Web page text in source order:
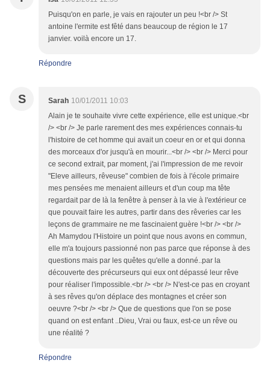
Puisqu'on en parle, je vais en rajouter un peu !<br /> St
antoine l'ermite est fêté dans beaucoup de région le 17
janvier. voilà encore un 17.
Répondre
S Sarah 10/01/2011 10:03
Alain je te souhaite vivre cette expérience, elle est unique.<br
/> <br /> Je parle rarement des mes expériences connais-tu
l'histoire de cet homme qui avait un coeur en or et qui donna
des morceaux d'or jusqu'à en mourir...<br /> <br /> Merci pour
ce second extrait, par moment, j'ai l'impression de me revoir
"Eleve ailleurs, rêveuse" combien de fois à l'école primaire
mes pensées me menaient ailleurs et d'un coup ma tête
regardait par de là la fenêtre à penser à la vie à l'extérieur ce
que pouvait faire les autres, partir dans des rêveries car les
leçons de grammaire ne me fascinaient guère !<br /> <br />
Ah Mamydou l'Histoire un point que nous avons en commun,
elle m'a toujours passionné non pas parce que réponse à des
questions mais par les quêtes qu'elle a donné..par la
découverte des précurseurs qui eux ont dépassé leur rêve
pour réaliser l'impossible.<br /> <br /> N'est-ce pas en croyant
à ses rêves qu'on déplace des montagnes et créer son
oeuvre ?<br /> <br /> Que de questions que l'on se pose
quand on est enfant ..Dieu, Vrai ou faux, est-ce un rêve ou
une réalité ?
Répondre